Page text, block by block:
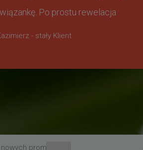
Po prostu rewelacja
- stały Klient
promocjach,